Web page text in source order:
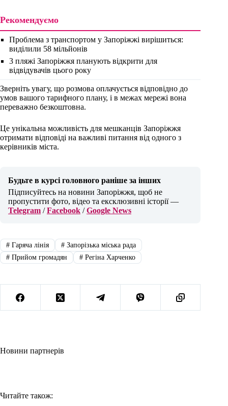
Рекомендуємо
Проблема з транспортом у Запоріжжі вирішиться:
виділили 58 мільйонів
3 пляжі Запоріжжя планують відкрити для
відвідувачів цього року
Зверніть увагу, що розмова оплачується відповідно до
умов вашого тарифного плану, і в межах мережі вона
переважно безкоштовна.
Це унікальна можливість для мешканців Запоріжжя
отримати відповіді на важливі питання від одного з
керівників міста.
Будьте в курсі головного раніше за інших
Підписуйтесь на новини Запоріжжя, щоб не
пропустити фото, відео та ексклюзивні історії —
Telegram /Facebook /Google News
#Гаряча лінія #Запорізька міська рада
#Прийом громадян #Регіна Харченко
Новини партнерів
Читайте також: